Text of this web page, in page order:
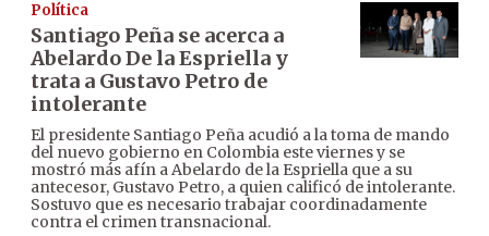
Política
Santiago Peña se acerca a
Abelardo De la Espriella y
trata a Gustavo Petro de
intolerante
El presidente Santiago Peña acudió a la toma de mando
del nuevo gobierno en Colombia este viernes y se
mostró más afín a Abelardo de la Espriella que a su
antecesor, Gustavo Petro, a quien calificó de intolerante.
Sostuvo que es necesario trabajar coordinadamente
contra el crimen transnacional.